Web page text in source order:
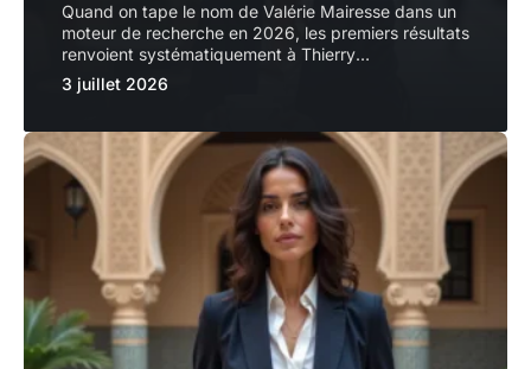
Quand on tape le nom de Valérie Mairesse dans un
moteur de recherche en 2026, les premiers résultats
renvoient systématiquement à Thierry…
3 juillet 2026